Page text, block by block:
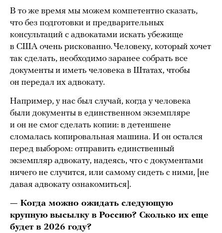
В то же время мы можем компетентно сказать,
что без подготовки и предварительных
консультаций с адвокатами искать убежище
в США очень рискованно. Человеку, который хочет
так сделать, необходимо заранее собрать все
документы и иметь человека в Штатах, чтобы
он передал их адвокату.
Например, у нас был случай, когда у человека
были документы в единственном экземпляре
и он не смог сделать копии: в детеншене
сломалась копировальная машина. И он остался
перед выбором: отправить единственный
экземпляр адвокату, надеясь, что с документами
ничего не случится, или самому сидеть с ними, [не
давая адвокату ознакомиться].
— Когда можно ожидать следующую
крупную высылку в Россию? Сколько их еще
будет в 2026 году?